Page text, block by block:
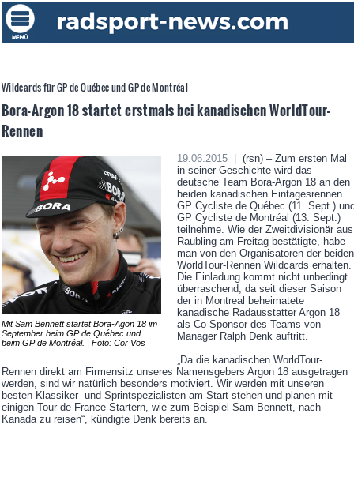
Wildcards für GP de Québec und GP de Montréal
Bora-Argon 18 startet erstmals bei kanadischen WorldTour-
Rennen
Mit Sam Bennett startet Bora-Agon 18 im
September beim GP de Québec und
beim GP de Montréal. | Foto: Cor Vos
19.06.2015 |
(rsn) – Zum ersten Mal
in seiner Geschichte wird das
deutsche Team Bora-Argon 18 an den
beiden kanadischen Eintagesrennen
GP Cycliste de Québec (11. Sept.)
GP Cycliste de Montréal (13. Sept.)
teilnehme. Wie der Zweitdivisionär aus
Raubling am Freitag bestätigte, habe
man von den Organisatoren der beiden
WorldTour-Rennen Wildcards erhalten.
Die Einladung kommt nicht unbedingt
überraschend, da seit dieser Saison
der in Montreal beheimatete
kanadische Radausstatter Argon 18
als Co-Sponsor des Teams von
Manager Ralph Denk auftritt.
„Da die kanadischen WorldTour-
Rennen direkt am Firmensitz unseres Namensgebers Argon 18 ausgetragen
werden, sind wir natürlich besonders motiviert. Wir werden mit unseren
besten Klassiker- und Sprintspezialisten am Start stehen und planen mit
einigen Tour de France Startern, wie zum Beispiel Sam Bennett, nach
Kanada zu reisen“, kündigte Denk bereits an.